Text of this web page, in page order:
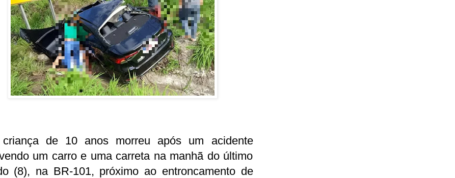
criança de 10 anos morreu após um acidente
um carro e uma carreta na manhã do último
(8), na BR-101, próximo ao entroncamento de